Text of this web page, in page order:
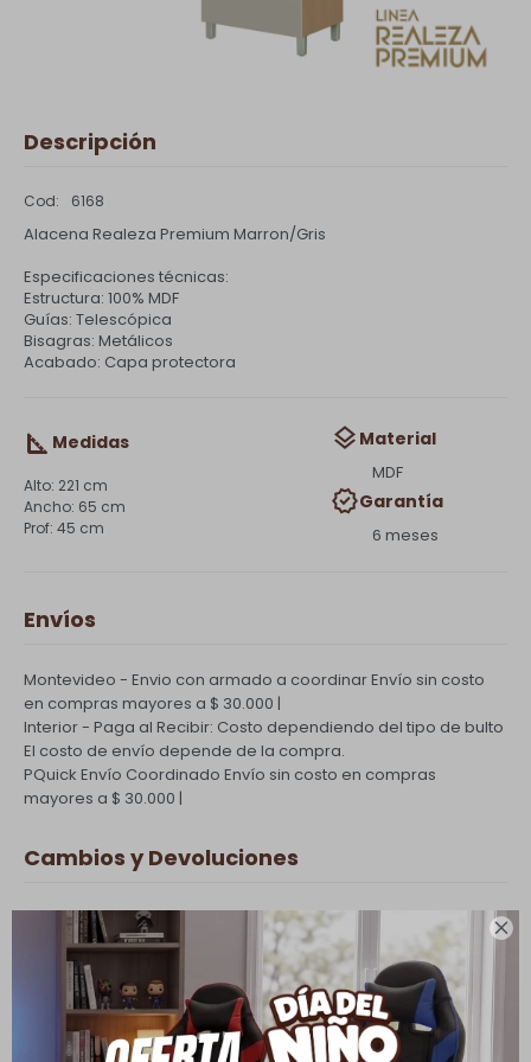

Descripción
6168
Alacena Realeza Premium Marron/Gris
Especificaciones técnicas:
Estructura: 100% MDF
Guías: Telescópica
Bisagras: Metálicos
Acabado: Capa protectora
Medidas
221 cm
65 cm
45 cm
Material
MDF
Garantía
6 meses
Envíos
Montevideo - Envio con armado a coordinarEnvío sin costo
en compras mayores a $ 30.000 |
Interior - Paga al Recibir: Costo dependiendo del tipo de bulto
El costo de envío depende de la compra.
PQuick Envío Coordinado Envío sin costo en compras
mayores a $ 30.000 |
Cambios y Devoluciones
Todas las compras realizadas tienen un plazo de 5 días para
su cambio.
Ver mas
Medios de pago